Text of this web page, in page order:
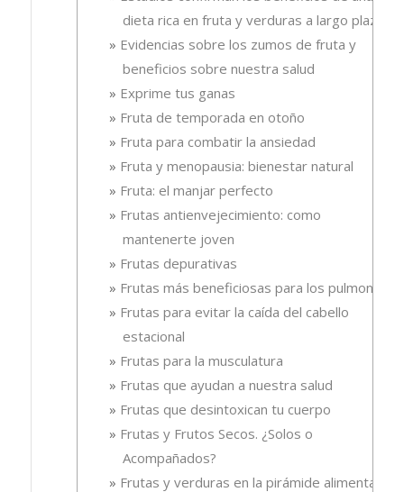
dieta rica en fruta y verduras a largo plazo
Evidencias sobre los zumos de fruta y
beneficios sobre nuestra salud
Exprime tus ganas
Fruta de temporada en otoño
Fruta para combatir la ansiedad
Fruta y menopausia: bienestar natural
Fruta: el manjar perfecto
Frutas antienvejecimiento: como
mantenerte joven
Frutas depurativas
Frutas más beneficiosas para los pulmones
Frutas para evitar la caída del cabello
estacional
Frutas para la musculatura
Frutas que ayudan a nuestra salud
Frutas que desintoxican tu cuerpo
Frutas y Frutos Secos. ¿Solos o
Acompañados?
Frutas y verduras en la pirámide alimentaria